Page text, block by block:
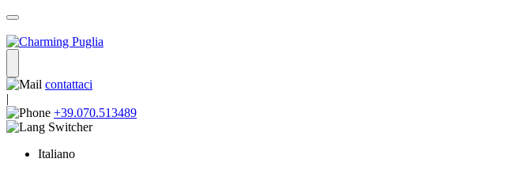
contattaci
|
+39.070.513489
Italiano